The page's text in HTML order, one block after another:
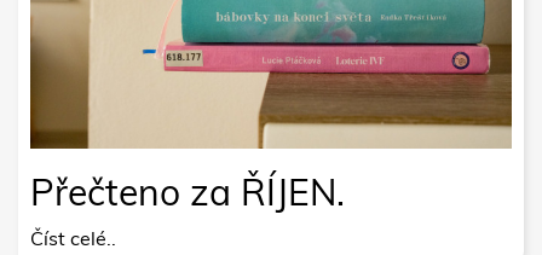
Přečteno za ŘÍJEN.
Číst celé..